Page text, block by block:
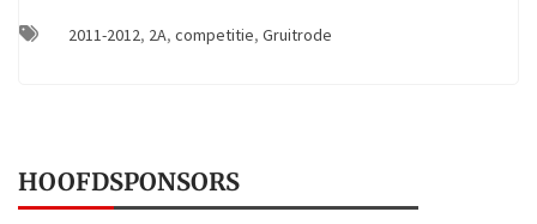
2011-2012, 2A, competitie, Gruitrode
HOOFDSPONSORS